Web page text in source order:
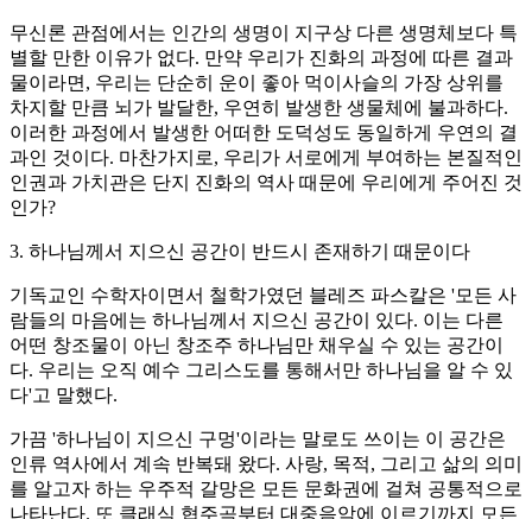
무신론 관점에서는 인간의 생명이 지구상 다른 생명체보다 특
별할 만한 이유가 없다. 만약 우리가 진화의 과정에 따른 결과
물이라면, 우리는 단순히 운이 좋아 먹이사슬의 가장 상위를
차지할 만큼 뇌가 발달한, 우연히 발생한 생물체에 불과하다.
이러한 과정에서 발생한 어떠한 도덕성도 동일하게 우연의 결
과인 것이다. 마찬가지로, 우리가 서로에게 부여하는 본질적인
인권과 가치관은 단지 진화의 역사 때문에 우리에게 주어진 것
인가?
3. 하나님께서 지으신 공간이 반드시 존재하기 때문이다
기독교인 수학자이면서 철학가였던 블레즈 파스칼은 '모든 사
람들의 마음에는 하나님께서 지으신 공간이 있다. 이는 다른
어떤 창조물이 아닌 창조주 하나님만 채우실 수 있는 공간이
다. 우리는 오직 예수 그리스도를 통해서만 하나님을 알 수 있
다'고 말했다.
가끔 '하나님이 지으신 구멍'이라는 말로도 쓰이는 이 공간은
인류 역사에서 계속 반복돼 왔다. 사랑, 목적, 그리고 삶의 의미
를 알고자 하는 우주적 갈망은 모든 문화권에 걸쳐 공통적으로
나타난다. 또 클래식 협주곡부터 대중음악에 이르기까지 모든